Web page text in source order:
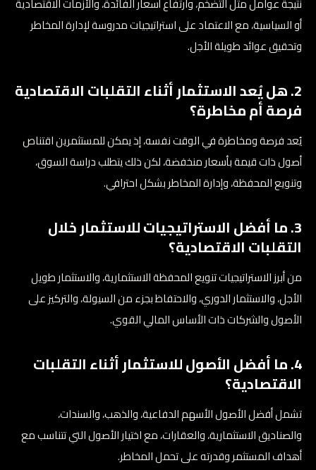
أو السياسية، مع الاعتماد على استراتيجيات مدروسة لإدارة المخاطر
وتحقيق عوائد طويلة الأجل.
2. هل يُعد الاستثمار أثناء التقلبات الاقتصادية
فرصة أم مخاطرة؟
يُعد فرصة ومخاطرة في الوقت نفسه، إذ يمكن للمستثمرين اقتناص
أصول ذات قيمة بأسعار منخفضة، لكن ذلك يتطلب دراسة السوق،
وتنويع المحفظة، وإدارة المخاطر بشكل احترافي.
3. ما أفضل الاستراتيجيات للاستثمار خلال
التقلبات الاقتصادية؟
من أبرز الاستراتيجيات تنويع المحفظة الاستثمارية، والاستثمار طويل
الأجل، والاستثمار الدوري، والاحتفاظ بجزء من السيولة، والتركيز على
الأصول والشركات ذات الأساس المالي القوي.
4. ما أفضل الأصول للاستثمار أثناء التقلبات
الاقتصادية؟
تشمل أفضل الأصول الأسهم الدفاعية، والذهب، والسندات،
والصناديق الاستثمارية، والعقارات، مع اختيار الأصول التي تتناسب مع
أهداف المستثمر وقدرته على تحمل المخاطر.